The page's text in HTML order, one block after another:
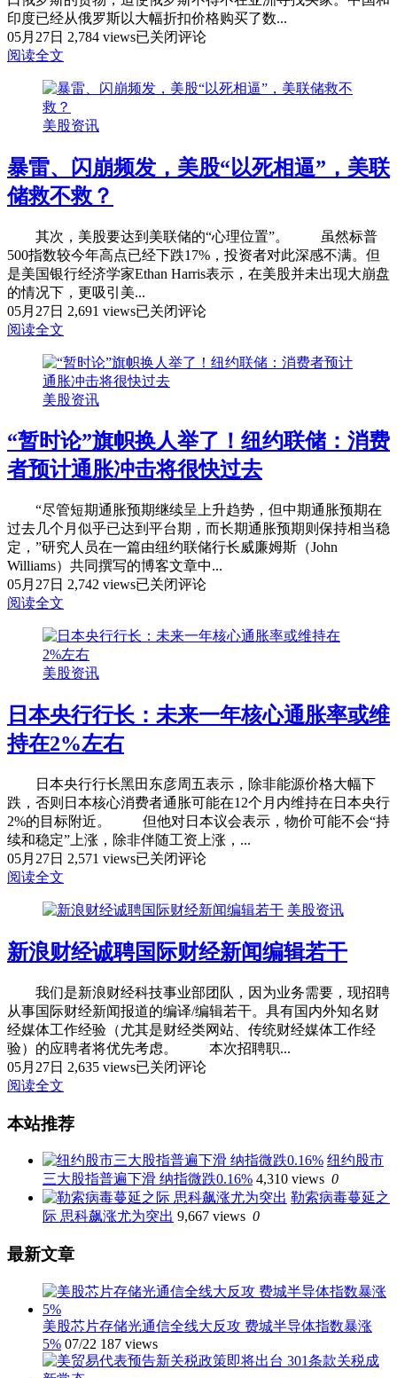
高，
连
年
大
债
地
位
印度已经从俄罗斯以大幅折扣价格购买了数...
05月27日 2,784 views超
洲！
俄
油
最
大
买
家
已关闭评论
阅读全文
美股资讯
暴雷、闪崩频发，美股“以死相逼”，美联
储救不救？
其次，美股要达到美联储的“心理位置”。 虽然标普
500指数较今年高点已经下跌17%，投资者对此深感不满。但
是美国银行经济学家Ethan Harris表示，在美股并未出现大崩盘
的情况下，更吸引美...
05月27日 2,691 views暴
崩
频
股
“以
死
逼”，
美
联
储
救
救？
已关闭评论
阅读全文
美股资讯
“暂时论”旗帜换人举了！纽约联储：消费
者预计通胀冲击将很快过去
“尽管短期通胀预期继续呈上升趋势，但中期通胀预期在
过去几个月似乎已达到平台期，而长期通胀预期则保持相当稳
定，”研究人员在一篇由纽约联储行长威廉姆斯（John
Williams）共同撰写的博客文章中...
05月27日 2,742 views“暂
旗
举
联
储：
消
费
者
计
通
冲
将
很
快
过
去
已关闭评论
阅读全文
美股资讯
日本央行行长：未来一年核心通胀率或维
持在2%左右
日本央行行长黑田东彦周五表示，除非能源价格大幅下
跌，否则日本核心消费者通胀可能在12个月内维持在日本央行
2%的目标附近。 但他对日本议会表示，物价可能不会“持
续和稳定”上涨，除非伴随工资上涨，...
05月27日 2,571 views日
行
长：
来
一
年
核
心
维
持
在
2%
左
已关闭评论
阅读全文
美股资讯
新浪财经诚聘国际财经新闻编辑若干
我们是新浪财经科技事业部团队，因为业务需要，现招聘
从事国际财经新闻报道的编译/编辑若干。具有国内外知名财
经媒体工作经验（尤其是财经类网站、传统财经媒体工作经
验）的应聘者将优先考虑。 本次招聘职...
05月27日 2,635 views新
聘
国
际
财
编
若
干
已关闭评论
阅读全文
本站推荐
纽约股市
三大股指普遍下滑 纳指微跌0.16% 4,310 views 0
勒索病毒蔓延之
际 思科飙涨尤为突出 9,667 views 0
最新文章
美股芯片存储光通信全线大反攻 费城半导体指数暴涨
5% 07/22 187 views